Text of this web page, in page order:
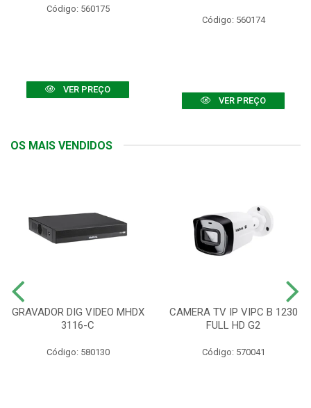
Código: 560175
VER PREÇO
Código: 560174
VER PREÇO
OS MAIS VENDIDOS
GRAVADOR DIG VIDEO MHDX
3116-C
Código: 580130
CAMERA TV IP VIPC B 1230
FULL HD G2
Código: 570041